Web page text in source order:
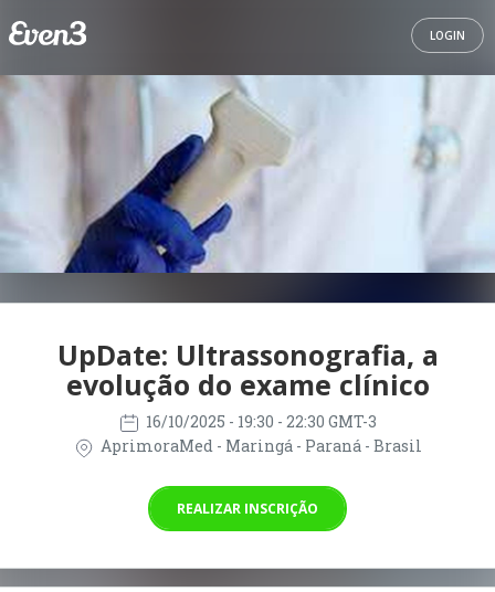
LOGIN
UpDate: Ultrassonografia, a
evolução do exame clínico
16/10/2025 - 19:30 - 22:30 GMT-3
AprimoraMed - Maringá - Paraná - Brasil
REALIZAR INSCRIÇÃO